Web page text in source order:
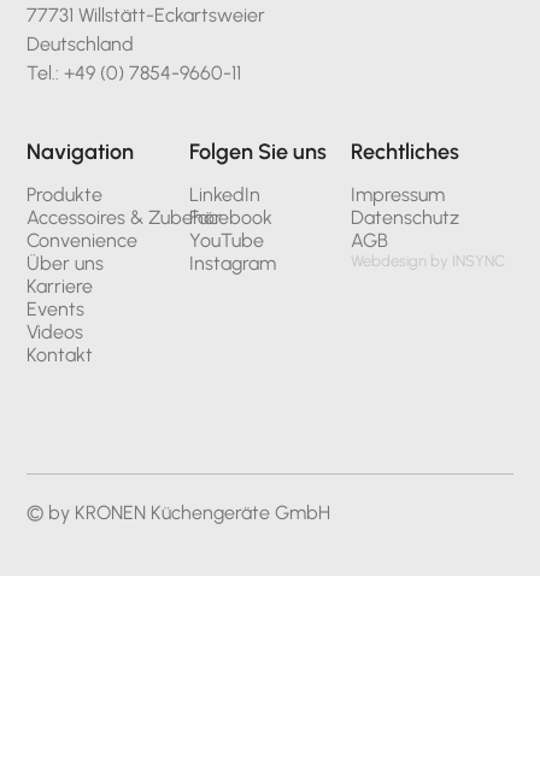
© by KRONEN Küchengeräte GmbH
77731 Willstätt-Eckartsweier
Deutschland
Tel.: +49 (0) 7854-9660-11
Navigation
Produkte
Accessoires & Zubehör
Convenience
Über uns
Karriere
Events
Videos
Kontakt
Folgen Sie uns
LinkedIn
Facebook
YouTube
Instagram
Rechtliches
Impressum
Datenschutz
AGB
Webdesign by INSYNC